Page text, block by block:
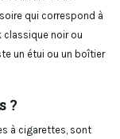
qui correspond à
classique noir ou
un étui ou un boîtier
?
à cigarettes, sont